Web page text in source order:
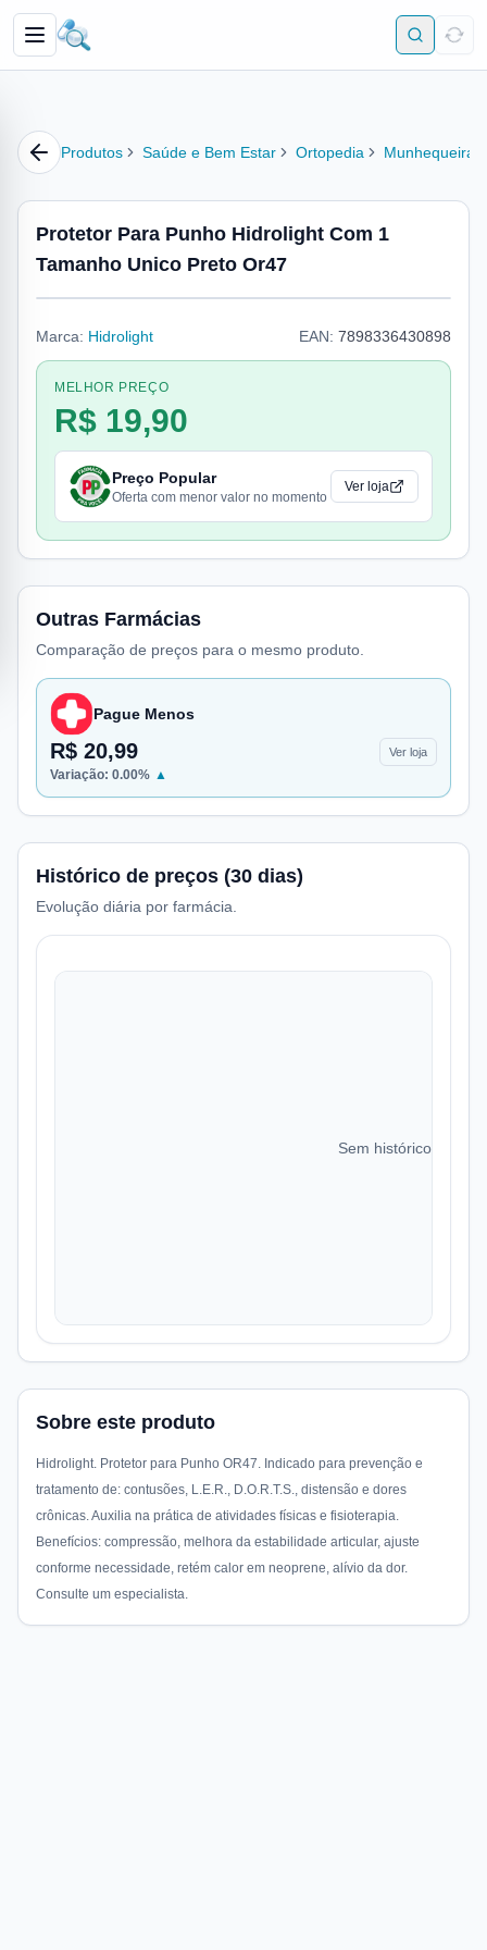
Produtos Saúde e Bem Estar Ortopedia Munhequeira
Protetor Para Punho Hidrolight Com 1
Tamanho Unico Preto Or47
Marca: Hidrolight EAN: 7898336430898
MELHOR PREÇO
R$ 19,90
Preço Popular
Oferta com menor valor no momento
Ver loja
Outras Farmácias
Comparação de preços para o mesmo produto.
Pague Menos
R$ 20,99 Ver loja
Variação: 0.00% ▲
Histórico de preços (30 dias)
Evolução diária por farmácia.
Sem histórico de
Sobre este produto
Hidrolight. Protetor para Punho OR47. Indicado para prevenção e
tratamento de: contusões, L.E.R., D.O.R.T.S., distensão e dores
crônicas. Auxilia na prática de atividades físicas e fisioterapia.
Benefícios: compressão, melhora da estabilidade articular, ajuste
conforme necessidade, retém calor em neoprene, alívio da dor.
Consulte um especialista.